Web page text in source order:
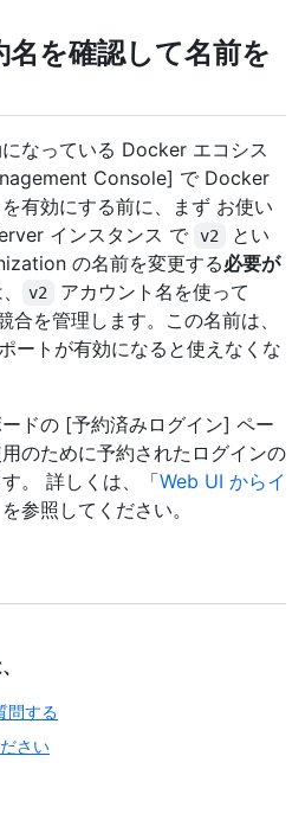
を確認して名前を
なっている Docker エコシス
Console] で Docker
有効にする前に、まず お使い
インスタンス で
v2
とい
の名前を変更する必要が
v2
アカウント名を使って
を管理します。この名前は、
ートが有効になると使えなくな
ドの [予約済みログイン] ペー
のために予約されたログインの
。 詳しくは、「Web UI からイ
を参照してください。
問する
さい